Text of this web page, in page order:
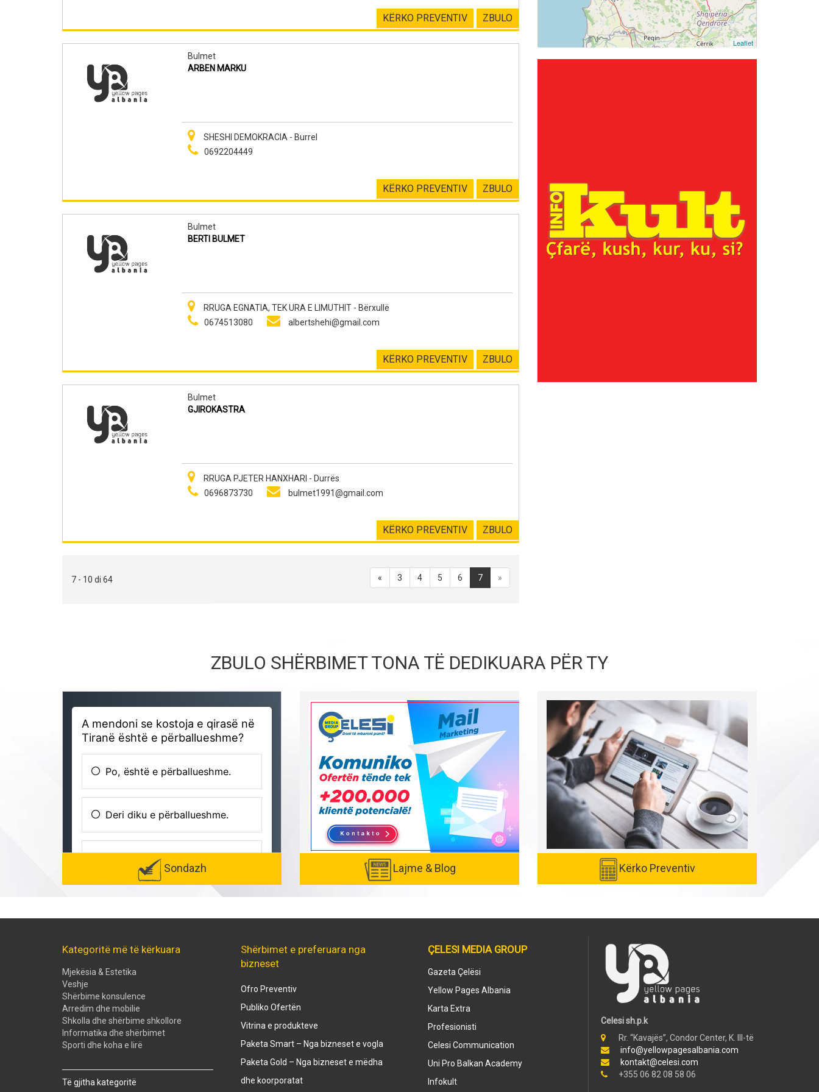
ZBULO
KËRKO PREVENTIV
Bulmet
ARBEN MARKU
SHESHI DEMOKRACIA - Burrel
0692204449
ZBULO
KËRKO PREVENTIV
Bulmet
BERTI BULMET
RRUGA EGNATIA, TEK URA E LIMUTHIT - Bërxullë
0674513080
albertshehi@gmail.com
ZBULO
KËRKO PREVENTIV
Bulmet
GJIROKASTRA
RRUGA PJETER HANXHARI - Durrës
0696873730
bulmet1991@gmail.com
ZBULO
KËRKO PREVENTIV
7 - 10 di 64 « 3 4 5 6 7 »
Leaflet
ZBULO SHËRBIMET TONA TË DEDIKUARA PËR TY
Sondazh Lajme & Blog Kërko Preventiv
Kategoritë më të kërkuara
Mjekësia & Estetika
Veshje
Shërbime konsulence
Arredim dhe mobilie
Shkolla dhe shërbime shkollore
Informatika dhe shërbimet
Sporti dhe koha e lirë
Të gjitha kategoritë
Shërbimet e preferuara nga
bizneset
Ofro Preventiv
Publiko Ofertën
Vitrina e produkteve
Paketa Smart – Nga bizneset e vogla
Paketa Gold – Nga bizneset e mëdha
dhe koorporatat
ÇELESI MEDIA GROUP
Gazeta Çelësi
Yellow Pages Albania
Karta Extra
Profesionisti
Celesi Communication
Uni Pro Balkan Academy
Infokult
Celesi sh.p.k
Rr. “Kavajës”, Condor Center, K. III-të
info@yellowpagesalbania.com
kontakt@celesi.com
+355 06 82 08 58 06